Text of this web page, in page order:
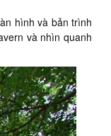
hình và bản trình
và nhìn quanh